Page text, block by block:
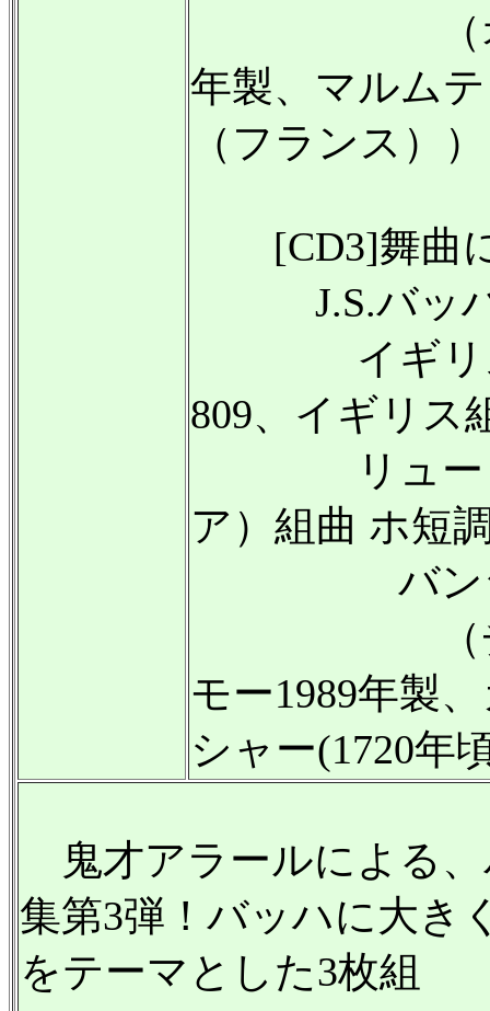
（オルガ
年製、マルム
（フランス））
[CD3]舞曲
J.S.バッ
イギリス組
809、イギリス
リュート（
ア）組曲 ホ短
バンジャ
（チェン
モー1989年製
シャー(1720年
鬼才アラールによる
集第3弾！バッハに大き
をテーマとした3枚組